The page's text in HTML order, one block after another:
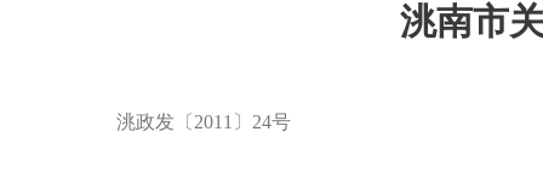
洮南市
洮政发〔2011〕24号